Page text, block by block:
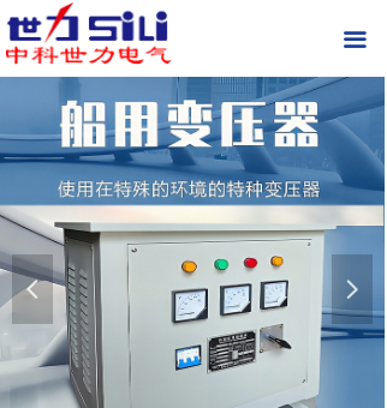
넳 넲
끀
首页
关于我们
现场实拍
产品中心
新闻中心
联系我们